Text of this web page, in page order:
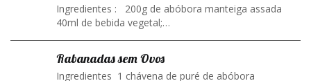
Ingredientes : 200g de abóbora manteiga assada
40ml de bebida vegetal;…
Rabanadas sem Ovos
Ingredientes 1 chávena de puré de abóbora